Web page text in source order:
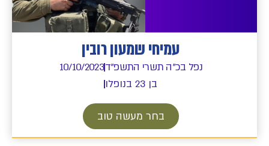
עמיחי שמעון רובין
נפל בכ"ה תשרי התשפ"ד10/10/2023
בן 23 בנופלו
בחר מעשה טוב